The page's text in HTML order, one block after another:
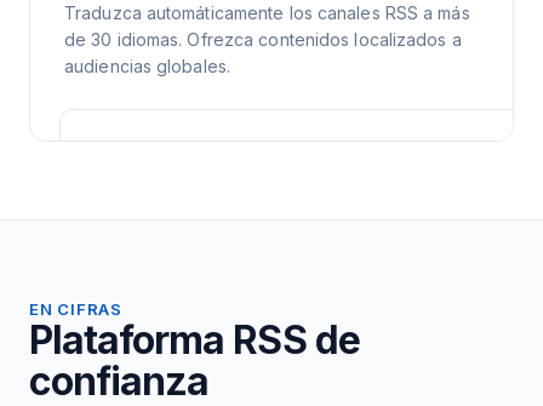
Traduzca automáticamente los canales RSS a más
de 30 idiomas. Ofrezca contenidos localizados a
audiencias globales.
EN CIFRAS
Plataforma RSS de
confianza